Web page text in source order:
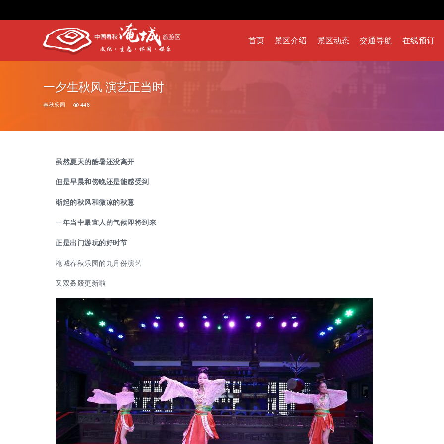
首页 景区介绍 景区动态 交通导航 在线预订
一夕生秋风 演艺正当时
春秋乐园 448
虽然夏天的酷暑还没离开
但是早晨和傍晚还是能感受到
渐起的秋风和微凉的秋意
一年当中最宜人的气候即将到来
正是出门游玩的好时节
淹城春秋乐园的九月份演艺
又双叒叕更新啦